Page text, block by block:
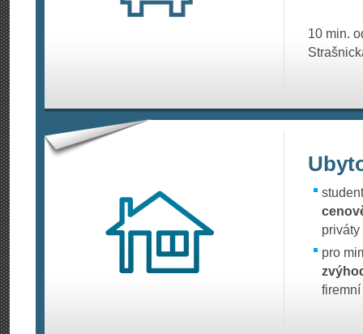
10 min.
priváty
pro